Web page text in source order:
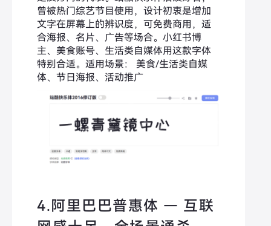
曾被热门综艺节目使用，设计初衷是增加
文字在屏幕上的辨识度，可免费商用，适
合海报、名片、广告等场合。小红书博
主、美食账号、生活类自媒体用这款字体
特别合适。适用场景： 美食/生活类自媒
体、节日海报、活动推广
4.阿里巴巴普惠体 — 互联